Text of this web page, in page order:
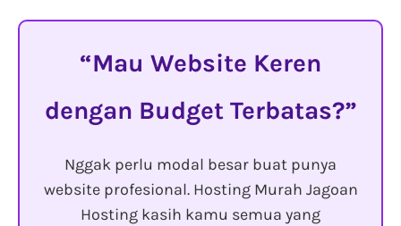
Mau Website Keren
dengan Budget Terbatas?
Nggak perlu modal besar buat punya
website profesional. Hosting Murah Jagoan
Hosting kasih kamu semua yang